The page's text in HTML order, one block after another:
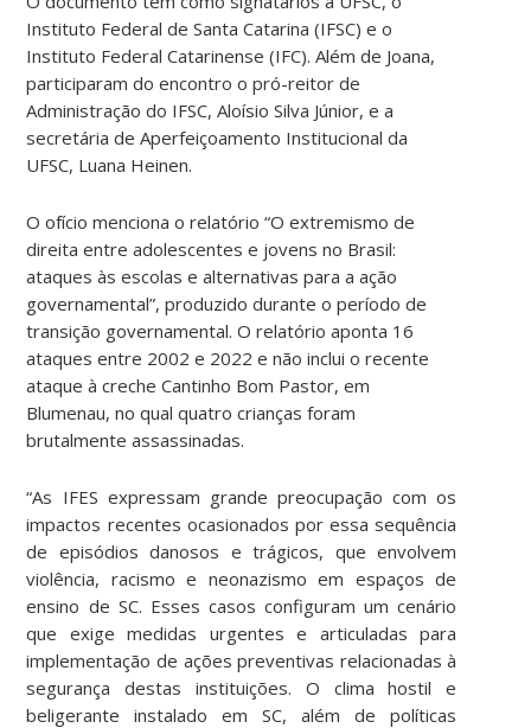
Instituto Federal de Santa Catarina (IFSC) e o
Instituto Federal Catarinense (IFC). Além de Joana,
participaram do encontro o pró-reitor de
Administração do IFSC, Aloísio Silva Júnior, e a
secretária de Aperfeiçoamento Institucional da
UFSC, Luana Heinen.
O ofício menciona o relatório “O extremismo de
direita entre adolescentes e jovens no Brasil:
ataques às escolas e alternativas para a ação
governamental”, produzido durante o período de
transição governamental. O relatório aponta 16
ataques entre 2002 e 2022 e não inclui o recente
ataque à creche Cantinho Bom Pastor, em
Blumenau, no qual quatro crianças foram
brutalmente assassinadas.
“As IFES expressam grande preocupação com os
impactos recentes ocasionados por essa sequência
de episódios danosos e trágicos, que envolvem
violência, racismo e neonazismo em espaços de
ensino de SC. Esses casos configuram um cenário
que exige medidas urgentes e articuladas para
implementação de ações preventivas relacionadas à
segurança destas instituições. O clima hostil e
beligerante instalado em SC, além de políticas